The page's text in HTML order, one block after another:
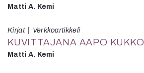
Matti A. Kemi
Kirjat Verkkoartikkeli
KUVITTAJANA AAPO KUKKO
Matti A. Kemi